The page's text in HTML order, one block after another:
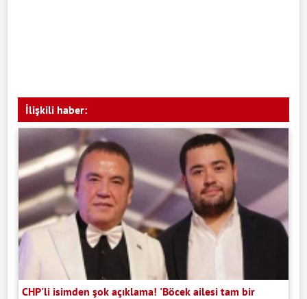
İlişkili haber:
CHP'li isimden şok açıklama! 'Böcek ailesi tam bir